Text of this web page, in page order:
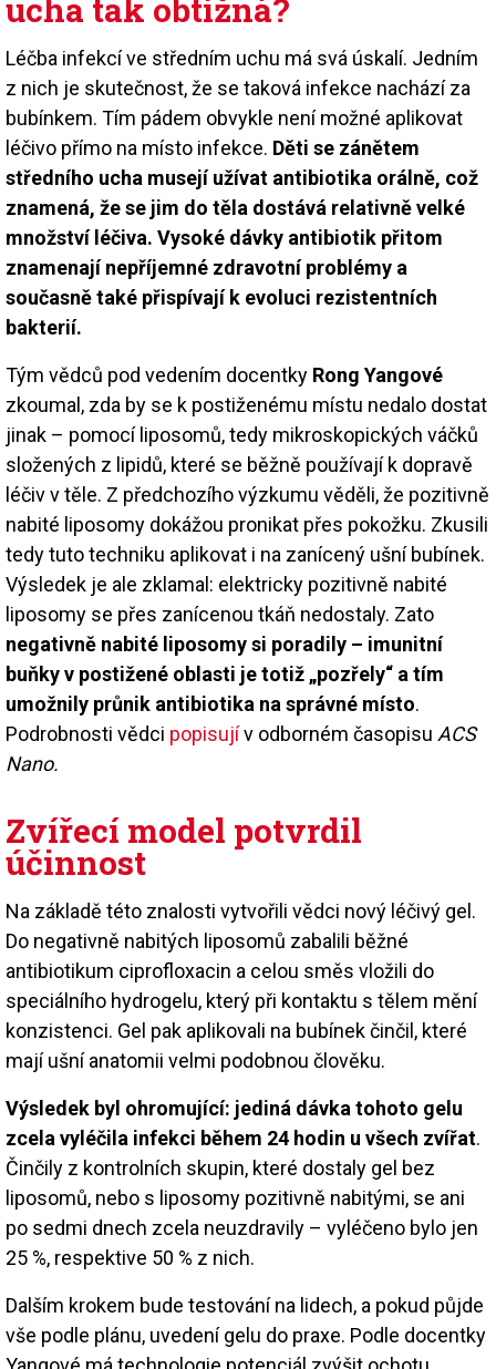
ucha tak obtížná?
Léčba infekcí ve středním uchu má svá úskalí. Jedním
z nich je skutečnost, že se taková infekce nachází za
bubínkem. Tím pádem obvykle není možné aplikovat
léčivo přímo na místo infekce. Děti se zánětem
středního ucha musejí užívat antibiotika orálně, což
znamená, že se jim do těla dostává relativně velké
množství léčiva. Vysoké dávky antibiotik přitom
znamenají nepříjemné zdravotní problémy a
současně také přispívají k evoluci rezistentních
bakterií.
Tým vědců pod vedením docentky Rong Yangové
zkoumal, zda by se k postiženému místu nedalo dostat
jinak – pomocí liposomů, tedy mikroskopických váčků
složených z lipidů, které se běžně používají k dopravě
léčiv v těle. Z předchozího výzkumu věděli, že pozitivně
nabité liposomy dokážou pronikat přes pokožku. Zkusili
tedy tuto techniku aplikovat i na zanícený ušní bubínek.
Výsledek je ale zklamal: elektricky pozitivně nabité
liposomy se přes zanícenou tkáň nedostaly. Zato
negativně nabité liposomy si poradily – imunitní
buňky v postižené oblasti je totiž „pozřely“ a tím
umožnily průnik antibiotika na správné místo.
Podrobnosti vědci popisujív odborném časopisu ACS
Nano.
Zvířecí model potvrdil
účinnost
Na základě této znalosti vytvořili vědci nový léčivý gel.
Do negativně nabitých liposomů zabalili běžné
antibiotikum ciprofloxacin a celou směs vložili do
speciálního hydrogelu, který při kontaktu s tělem mění
konzistenci. Gel pak aplikovali na bubínek činčil, které
mají ušní anatomii velmi podobnou člověku.
Výsledek byl ohromující: jediná dávka tohoto gelu
zcela vyléčila infekci během 24 hodin u všech zvířat.
Činčily z kontrolních skupin, které dostaly gel bez
liposomů, nebo s liposomy pozitivně nabitými, se ani
po sedmi dnech zcela neuzdravily – vyléčeno bylo jen
25 %, respektive 50 % z nich.
Dalším krokem bude testování na lidech, a pokud půjde
vše podle plánu, uvedení gelu do praxe. Podle docentky